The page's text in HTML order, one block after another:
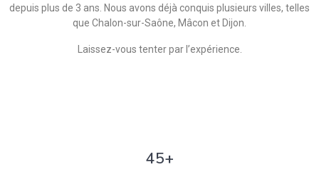
depuis plus de 3 ans. Nous avons déjà conquis plusieurs villes, telles
que Chalon-sur-Saône, Mâcon et Dijon.
Laissez-vous tenter par l’expérience.
45+